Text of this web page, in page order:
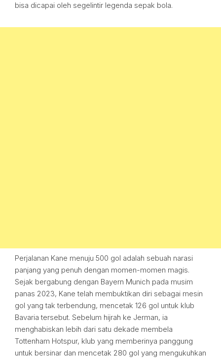
bisa dicapai oleh segelintir legenda sepak bola.
Perjalanan Kane menuju 500 gol adalah sebuah narasi
panjang yang penuh dengan momen-momen magis.
Sejak bergabung dengan Bayern Munich pada musim
panas 2023, Kane telah membuktikan diri sebagai mesin
gol yang tak terbendung, mencetak 126 gol untuk klub
Bavaria tersebut. Sebelum hijrah ke Jerman, ia
menghabiskan lebih dari satu dekade membela
Tottenham Hotspur, klub yang memberinya panggung
untuk bersinar dan mencetak 280 gol yang mengukuhkan